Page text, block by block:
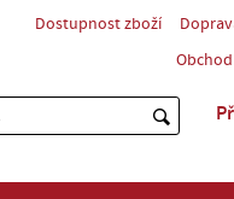
Dostupnost zboží